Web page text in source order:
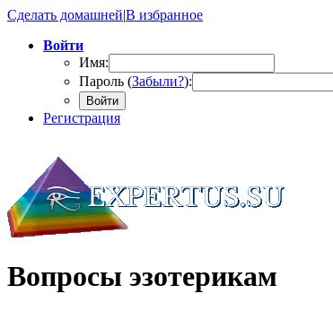
Сделать домашней|В избранное
Войти
Имя:
Пароль (Забыли?):
Войти
Регистрация
Вопросы эзотерикам